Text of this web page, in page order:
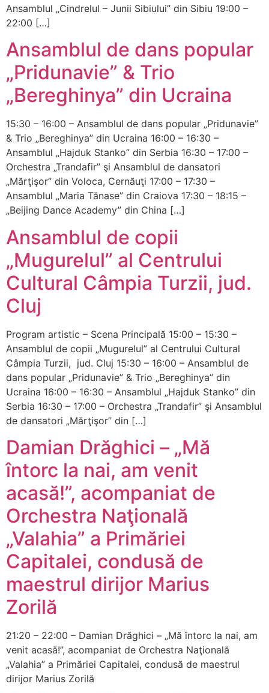
Ansamblul „Cindrelul – Junii Sibiului” din Sibiu 19:00 –
22:00 […]
Ansamblul de dans popular
„Pridunavie” & Trio
„Bereghinya” din Ucraina
15:30 – 16:00 – Ansamblul de dans popular „Pridunavie”
& Trio „Bereghinya” din Ucraina 16:00 – 16:30 –
Ansamblul „Hajduk Stanko” din Serbia 16:30 – 17:00 –
Orchestra „Trandafir” şi Ansamblul de dansatori
„Mărţişor” din Voloca, Cernăuţi 17:00 – 17:30 –
Ansamblul „Maria Tănase” din Craiova 17:30 – 18:15 –
„Beijing Dance Academy” din China […]
Ansamblul de copii
„Mugurelul” al Centrului
Cultural Câmpia Turzii, jud.
Cluj
Program artistic – Scena Principală 15:00 – 15:30 –
Ansamblul de copii „Mugurelul” al Centrului Cultural
Câmpia Turzii, jud. Cluj 15:30 – 16:00 – Ansamblul de
dans popular „Pridunavie” & Trio „Bereghinya” din
Ucraina 16:00 – 16:30 – Ansamblul „Hajduk Stanko” din
Serbia 16:30 – 17:00 – Orchestra „Trandafir” şi Ansamblul
de dansatori „Mărţişor” din […]
Damian Drăghici – „Mă
întorc la nai, am venit
acasă!”, acompaniat de
Orchestra Naţională
„Valahia” a Primăriei
Capitalei, condusă de
maestrul dirijor Marius
Zorilă
21:20 – 22:00 – Damian Drăghici – „Mă întorc la nai, am
venit acasă!”, acompaniat de Orchestra Naţională
„Valahia” a Primăriei Capitalei, condusă de maestrul
dirijor Marius Zorilă